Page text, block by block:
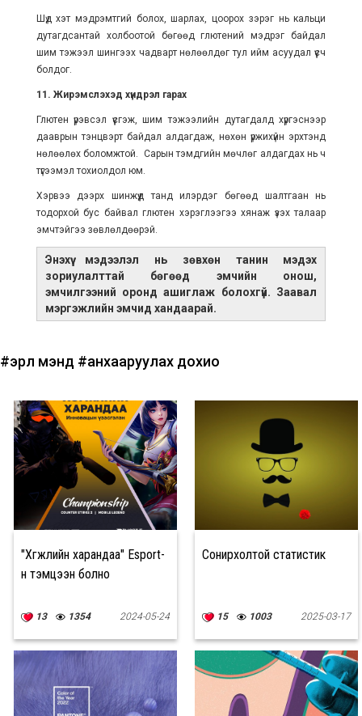
Шүд хэт мэдрэмтгий болох, шарлах, цоорох зэрэг нь кальци
дутагдсантай холбоотой бөгөөд глютений мэдрэг байдал
шим тэжээл шингээх чадварт нөлөөлдөг тул ийм асуудал үүсч
болдог.
11. Жирэмслэхэд хүндрэл гарах
Глютен үрэвсэл үүсгэж, шим тэжээлийн дутагдалд хүргэснээр
дааврын тэнцвэрт байдал алдагдаж, нөхөн үржихүйн эрхтэнд
нөлөөлөх боломжтой. Сарын тэмдгийн мөчлөг алдагдах нь ч
түгээмэл тохиолдол юм.
Хэрвээ дээрх шинжүүд танд илэрдэг бөгөөд шалтгаан нь
тодорхой бус байвал глютен хэрэглээгээ хянаж үзэх талаар
эмчтэйгээ зөвлөлдөөрэй.
Энэхүү мэдээлэл нь зөвхөн танин мэдэх
зориулалттай бөгөөд эмчийн онош,
эмчилгээний оронд ашиглаж болохгүй. Заавал
мэргэжлийн эмчид хандаарай.
#эрүүл мэнд #анхааруулах дохио
"Хөгжлийн харандаа" Esport-
н тэмцээн болно
13 1354 2024-05-24
Сонирхолтой статистик
15 1003 2025-03-17